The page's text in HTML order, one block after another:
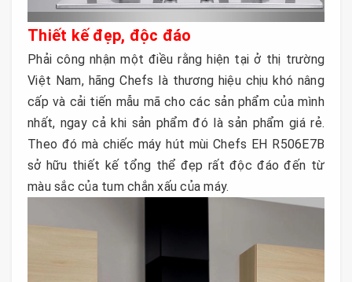
Thiết kế đẹp, độc đáo
Phải công nhận một điều rằng hiện tại ở thị trường
Việt Nam, hãng Chefs là thương hiệu chịu khó nâng
cấp và cải tiến mẫu mã cho các sản phẩm của mình
nhất, ngay cả khi sản phẩm đó là sản phẩm giá rẻ.
Theo đó mà chiếc máy hút mùi Chefs EH R506E7B
sở hữu thiết kế tổng thể đẹp rất độc đáo đến từ
màu sắc của tum chắn xấu của máy.